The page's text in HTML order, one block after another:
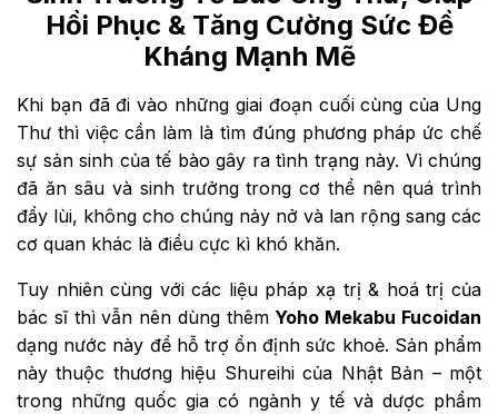
Hồi Phục & Tăng Cường Sức Đề
Kháng Mạnh Mẽ
Khi bạn đã đi vào những giai đoạn cuối cùng của Ung
Thư thì việc cần làm là tìm đúng phương pháp ức chế
sự sản sinh của tế bào gây ra tình trạng này. Vì chúng
đã ăn sâu và sinh trưởng trong cơ thể nên quá trình
đẩy lùi, không cho chúng nảy nở và lan rộng sang các
cơ quan khác là điều cực kì khó khăn.
Tuy nhiên cùng với các liệu pháp xạ trị & hoá trị của
bác sĩ thì vẫn nên dùng thêm Yoho Mekabu Fucoidan
dạng nước này để hỗ trợ ổn định sức khoẻ. Sản phẩm
này thuộc thương hiệu Shureihi của Nhật Bản – một
trong những quốc gia có ngành y tế và dược phẩm